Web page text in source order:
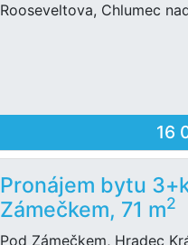
Rooseveltova, Chlumec
16
Pronájem bytu
Zámečkem, 71 m2
Pod Zámečkem, Hradec